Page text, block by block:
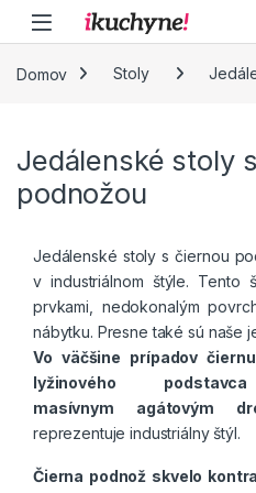
Skip to navigation
Skip to content
Domov Stoly
Jedálenské stoly
podnožou
Jedálenské stoly s čiernou
v industriálnom štýle. Tento
prvkami, nedokonalým
nábytku. Presne také sú naše
Vo väčšine prípadov
lyžinového
masívnym agátovým
reprezentuje industriálny štýl.
Čierna podnož skvelo